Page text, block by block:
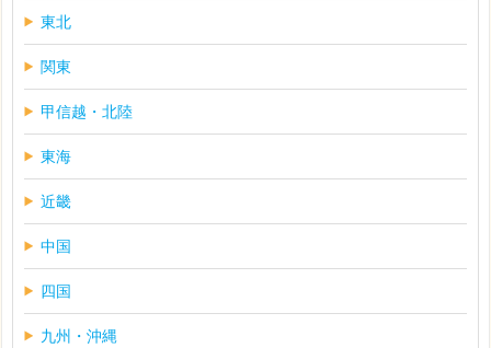
東北
関東
甲信越・北陸
東海
近畿
中国
四国
九州・沖縄